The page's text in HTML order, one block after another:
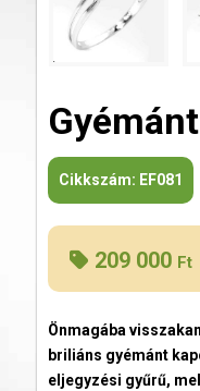
Cikkszám: EF081
209 000 Ft
Önmagába
briliáns gyémánt
eljegyzési gyűrű,